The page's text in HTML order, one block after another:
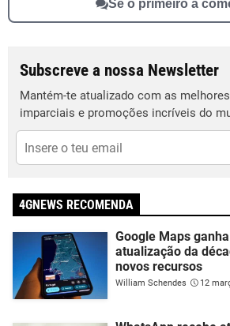
Sê o primeiro a
Subscreve a nossa Newsletter
Mantém-te atualizado com as
imparciais e promoções incríveis do
4GNEWS RECOMENDA
Google Maps
atualização da
novos recursos
William Schendes 12